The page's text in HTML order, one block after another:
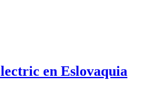
en Eslovaquia